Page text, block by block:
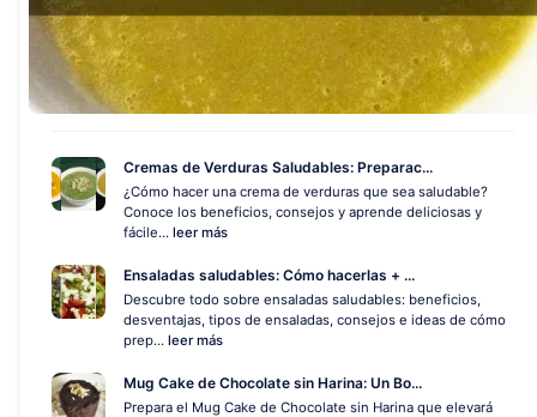
Cremas de Verduras Saludables: Preparac...
¿Cómo hacer una crema de verduras que sea saludable?
Conoce los beneficios, consejos y aprende deliciosas y
fácile... leer más
Ensaladas saludables: Cómo hacerlas + ...
Descubre todo sobre ensaladas saludables: beneficios,
desventajas, tipos de ensaladas, consejos e ideas de cómo
prep... leer más
Mug Cake de Chocolate sin Harina: Un Bo...
Prepara el Mug Cake de Chocolate sin Harina que elevará